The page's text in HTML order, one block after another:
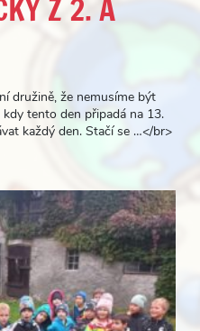
Z 2. A
družině, že nemusíme být
tento den připadá na 13.
každý den. Stačí se …</br>